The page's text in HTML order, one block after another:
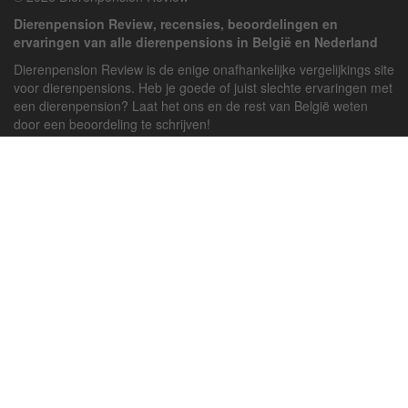
Dierenpension Review, recensies, beoordelingen en
ervaringen van alle dierenpensions in België en Nederland
Dierenpension Review is de enige onafhankelijke vergelijkings site
voor dierenpensions. Heb je goede of juist slechte ervaringen met
een dierenpension? Laat het ons en de rest van België weten
door een beoordeling te schrijven!